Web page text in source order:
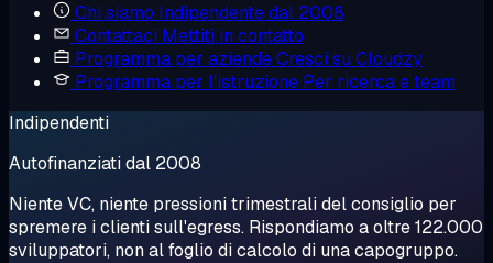
Chi siamo Indipendente dal 2008
Contattaci Mettiti in contatto
Programma per aziendeCresci su Cloudzy
Programma per l'istruzione Per ricerca e team
Indipendenti
Autofinanziati dal 2008
Niente VC, niente pressioni trimestrali del consiglio per
spremere i clienti sull'egress. Rispondiamo a oltre 122.000
sviluppatori, non al foglio di calcolo di una capogruppo.